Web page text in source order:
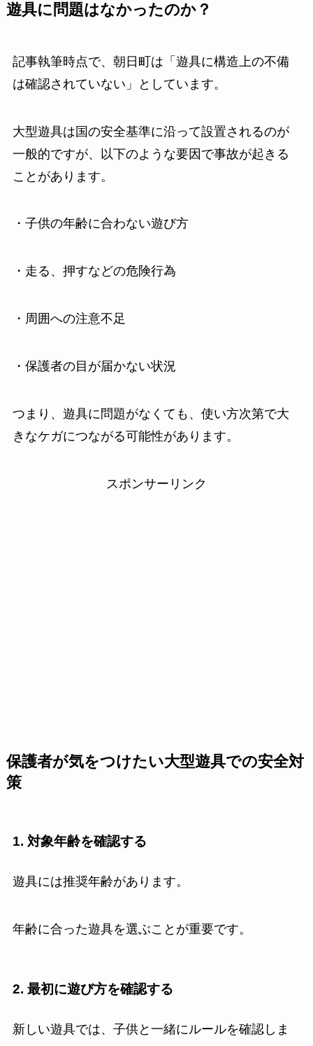
遊具に問題はなかったのか？
記事執筆時点で、朝日町は「遊具に構造上の不備
は確認されていない」としています。
大型遊具は国の安全基準に沿って設置されるのが
一般的ですが、以下のような要因で事故が起きる
ことがあります。
・子供の年齢に合わない遊び方
・走る、押すなどの危険行為
・周囲への注意不足
・保護者の目が届かない状況
つまり、遊具に問題がなくても、使い方次第で大
きなケガにつながる可能性があります。
スポンサーリンク
保護者が気をつけたい大型遊具での安全対
策
1. 対象年齢を確認する
遊具には推奨年齢があります。
年齢に合った遊具を選ぶことが重要です。
2. 最初に遊び方を確認する
新しい遊具では、子供と一緒にルールを確認しま